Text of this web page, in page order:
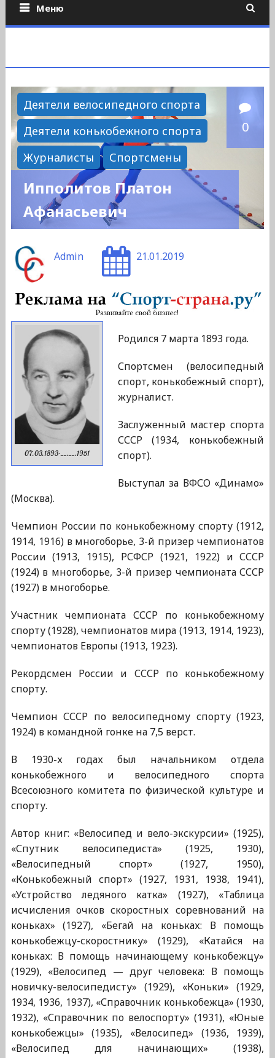
Меню
Деятели велосипедного спорта
Деятели конькобежного спорта
Журналисты
Спортсмены
0
Ипполитов Платон
Афанасьевич
Admin 21.01.2019
07.03.1893-__.__.1951
Родился 7 марта 1893 года.
Спортсмен (велосипедный
спорт, конькобежный спорт),
журналист.
Заслуженный мастер спорта
СССР (1934, конькобежный
спорт).
Выступал за ВФСО «Динамо»
(Москва).
Чемпион России по конькобежному спорту (1912,
1914, 1916) в многоборье, 3-й призер чемпионатов
России (1913, 1915), РСФСР (1921, 1922) и СССР
(1924) в многоборье, 3-й призер чемпионата СССР
(1927) в многоборье.
Участник чемпионата СССР по конькобежному
спорту (1928), чемпионатов мира (1913, 1914, 1923),
чемпионатов Европы (1913, 1923).
Рекордсмен России и СССР по конькобежному
спорту.
Чемпион СССР по велосипедному спорту (1923,
1924) в командной гонке на 7,5 верст.
В 1930-х годах был начальником отдела
конькобежного и велосипедного спорта
Всесоюзного комитета по физической культуре и
спорту.
Автор книг: «Велосипед и вело-экскурсии» (1925),
«Спутник велосипедиста» (1925, 1930),
«Велосипедный спорт» (1927, 1950),
«Конькобежный спорт» (1927, 1931, 1938, 1941),
«Устройство ледяного катка» (1927), «Таблица
исчисления очков скоростных соревнований на
коньках» (1927), «Бегай на коньках: В помощь
конькобежцу-скоростнику» (1929), «Катайся на
коньках: В помощь начинающему конькобежцу»
(1929), «Велосипед — друг человека: В помощь
новичку-велосипедисту» (1929), «Коньки» (1929,
1934, 1936, 1937), «Справочник конькобежца» (1930,
1932), «Справочник по велоспорту» (1931), «Юные
конькобежцы» (1935), «Велосипед» (1936, 1939),
«Велосипед для начинающих» (1938),